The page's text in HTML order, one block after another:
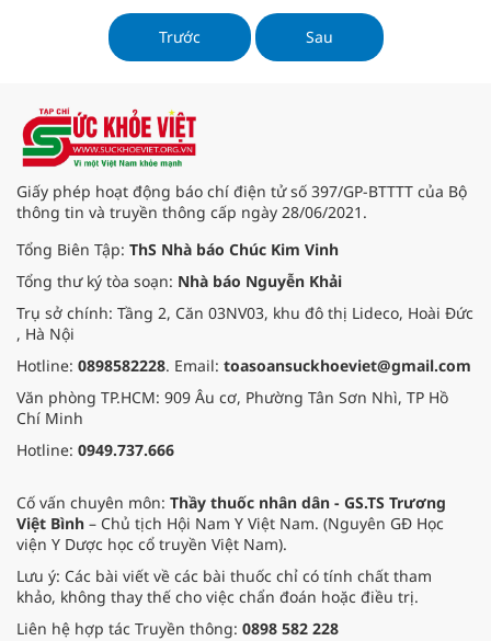
nguyên nhân khác nhau. Khi bị
mất ngủ kéo dài, sức khỏe và cuộc
sống của người bệnh sẽ bị ảnh
lựa chọn.
Trước Sau
Giấy phép hoạt động báo chí điện tử số 397/GP-BTTTT của Bộ
thông tin và truyền thông cấp ngày 28/06/2021.
Tổng Biên Tập: ThS Nhà báo Chúc Kim Vinh
Tổng thư ký tòa soạn: Nhà báo Nguyễn Khải
Trụ sở chính: Tầng 2, Căn 03NV03, khu đô thị Lideco, Hoài Đức
, Hà Nội
Hotline: 0898582228. Email: toasoansuckhoeviet@gmail.com
Văn phòng TP.HCM: 909 Âu cơ, Phường Tân Sơn Nhì, TP Hồ
Chí Minh
Hotline: 0949.737.666
Cố vấn chuyên môn: Thầy thuốc nhân dân - GS.TS Trương
Việt Bình – Chủ tịch Hội Nam Y Việt Nam. (Nguyên GĐ Học
viện Y Dược học cổ truyền Việt Nam).
Lưu ý: Các bài viết về các bài thuốc chỉ có tính chất tham
khảo, không thay thế cho việc chẩn đoán hoặc điều trị.
Liên hệ hợp tác Truyền thông: 0898 582 228